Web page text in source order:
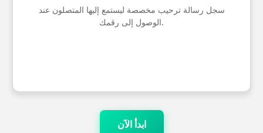
سجل رسالة ترحيب مخصصة ليستمع إليها المتصلون عند
الوصول إلى رقمك.
ابدأ الآن